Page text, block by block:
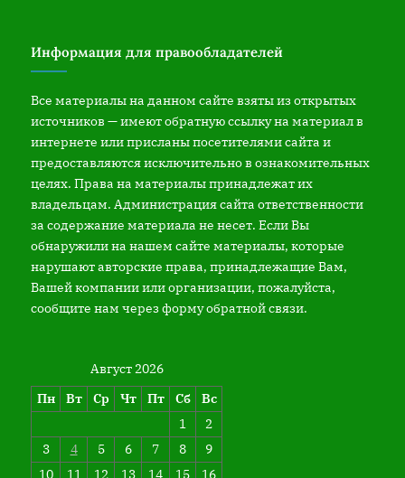
Информация для правообладателей
Все материалы на данном сайте взяты из открытых
источников — имеют обратную ссылку на материал в
интернете или присланы посетителями сайта и
предоставляются исключительно в ознакомительных
целях. Права на материалы принадлежат их
владельцам. Администрация сайта ответственности
за содержание материала не несет. Если Вы
обнаружили на нашем сайте материалы, которые
нарушают авторские права, принадлежащие Вам,
Вашей компании или организации, пожалуйста,
сообщите нам через форму обратной связи.
Август 2026
Пн
Вт Ср Чт Пт Сб
Вс
1
2
3
4 5 6 7 8
9
10
11 12 13 14 15 16